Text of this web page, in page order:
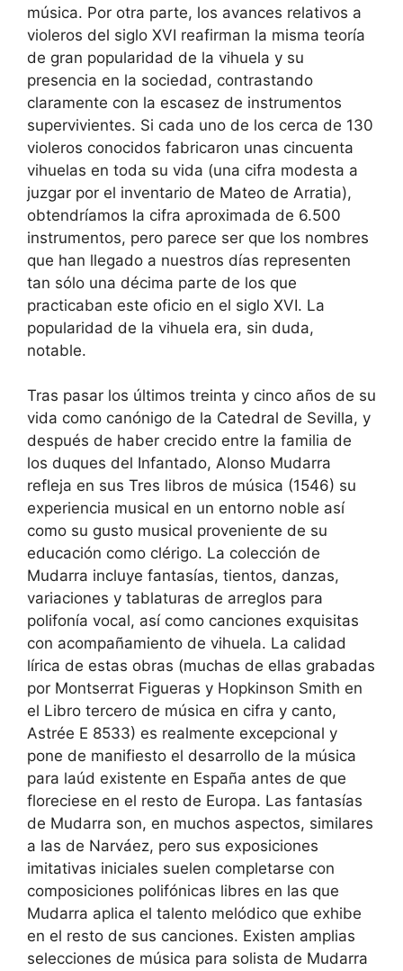
música. Por otra parte, los avances relativos a
violeros del siglo XVI reafirman la misma teoría
de gran popularidad de la vihuela y su
presencia en la sociedad, contrastando
claramente con la escasez de instrumentos
supervivientes. Si cada uno de los cerca de 130
violeros conocidos fabricaron unas cincuenta
vihuelas en toda su vida (una cifra modesta a
juzgar por el inventario de Mateo de Arratia),
obtendríamos la cifra aproximada de 6.500
instrumentos, pero parece ser que los nombres
que han llegado a nuestros días representen
tan sólo una décima parte de los que
practicaban este oficio en el siglo XVI. La
popularidad de la vihuela era, sin duda,
notable.
Tras pasar los últimos treinta y cinco años de su
vida como canónigo de la Catedral de Sevilla, y
después de haber crecido entre la familia de
los duques del Infantado, Alonso Mudarra
refleja en sus Tres libros de música (1546) su
experiencia musical en un entorno noble así
como su gusto musical proveniente de su
educación como clérigo. La colección de
Mudarra incluye fantasías, tientos, danzas,
variaciones y tablaturas de arreglos para
polifonía vocal, así como canciones exquisitas
con acompañamiento de vihuela. La calidad
lírica de estas obras (muchas de ellas grabadas
por Montserrat Figueras y Hopkinson Smith en
el Libro tercero de música en cifra y canto,
Astrée E 8533) es realmente excepcional y
pone de manifiesto el desarrollo de la música
para laúd existente en España antes de que
floreciese en el resto de Europa. Las fantasías
de Mudarra son, en muchos aspectos, similares
a las de Narváez, pero sus exposiciones
imitativas iniciales suelen completarse con
composiciones polifónicas libres en las que
Mudarra aplica el talento melódico que exhibe
en el resto de sus canciones. Existen amplias
selecciones de música para solista de Mudarra